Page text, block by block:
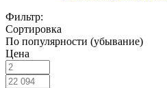
Фильтр:
Сортировка
По популярности (убывание)
Цена